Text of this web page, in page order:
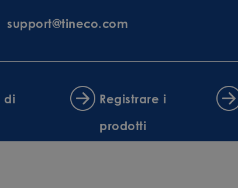
support@tineco.com
di
Registrare i
prodotti